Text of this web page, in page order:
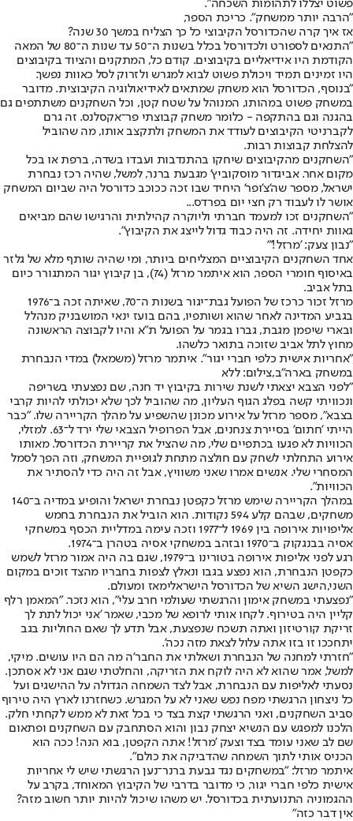
פשוט יצללו לתהומות השכחה".
"הרבה יותר ממשחק". כריכת הספר,
אז איך קרה שהכדורסל הקיבוצי כל כך הצליח במשך 30 שנה?
"התנאים לספורט ולכדורסל בכלל בשנות ה־50 עד שנות ה־80 של המאה
הקודמת היו אידיאליים בקיבוצים. קודם כל, המתקנים והציוד בקיבוצים
היו זמינים תמיד ויכולת פשוט לבוא למגרש ולזרוק לסל כאוות נפשך.
"בנוסף, הכדורסל הוא משחק שמתאים לאידיאולוגיה הקיבוצית. מדובר
במשחק פשוט במהותו, המנוהל על שטח קטן, וכל השחקנים משתתפים גם
בהגנה וגם בהתקפה - כלומר משחק קבוצתי פר־אקסלנס. זה גרם
לקברניטי הקיבוצים לעודד את המשחק ולתקצב אותו, מה שהוביל
להצלחת קבוצות רבות.
"השחקנים מהקיבוצים שיחקו בהתנדבות ועבדו בשדה, ברפת או בכל
מקום אחר. אביגדור מוסקוביץ' מגבעת ברנר, למשל, שהיה רכז נבחרת
ישראל, מספר שה'צ'ופר' היחיד שבו זכה ככוכב כדורסל היה שביום המשחק
אושר לו לעבוד רק חצי יום בפרדס...
"השחקנים זכו למעמד חברתי וליוקרה קהילתית והרגישו שהם מביאים
גאוות יחידה. זה היה כבוד גדול לייצג את הקיבוץ".
"נבון צעק: 'מרזל!'"
אחד השחקנים הקיבוציים המצליחים ביותר, ומי שהיה שותף מלא של גלזר
באיסוף חומרי הספר, הוא איתמר מרזל (74), בן קיבוץ יגור המתגורר כיום
בתל אביב.
מרזל זכור כרכז של הפועל גבת־יגור בשנות ה־70, שאיתה זכה ב־1976
בגביע המדינה לאחר שהוא ושותפיו, בהם בועז ינאי המושבניק מנהלל
ובארי שיפמן מגבת, גברו בגמר על הפועל ת"א והיו לקבוצה הראשונה
מחוץ לתל אביב שזוכה בתואר כלשהו.
"אחריות אישית כלפי חברי יגור". איתמר מרזל (משמאל) במדי הנבחרת
במשחק בארה"ב,צילום: ללא
"לפני הצבא יצאתי לשנת שירות בקיבוץ יד חנה, שם נפצעתי בשריפה
ונכוויתי קשה בפלג הגוף העליון, מה שהוביל לכך שלא יכולתי להיות קרבי
בצבא", מספר מרזל על אירוע מכונן שהשפיע על מהלך הקריירה שלו. "כבר
הייתי 'חתום' בסיירת צנחנים, אבל הפרופיל הצבאי שלי ירד ל־63. למזלי,
הכוויות לא פגעו בכתפיים שלי, מה שהציל את קריירת הכדורסל. מאותו
אירוע התחלתי לשחק עם חולצה מתחת לגופיית המשחק, וזה הפך לסמל
המסחרי שלי. אנשים אמרו שאני משוויץ, אבל זה היה כדי להסתיר את
הכוויות".
במהלך הקריירה שימש מרזל כקפטן נבחרת ישראל והופיע במדיה ב־140
משחקים, שבהם קלע 594 נקודות. הוא הוביל את הנבחרת בחמש
אליפויות אירופה בין 1969 ל־1977 וזכה עימה במדליית הכסף במשחקי
אסיה בבנגקוק ב־1970 ובזהב במשחקי אסיה בטהרן ב־1974.
רגע לפני אליפות אירופה בטורינו ב־1979, שגם בה היה אמור מרזל לשמש
כקפטן הנבחרת, הוא נפצע בגבו ונאלץ לצפות בחבריו מהצד זוכים במקום
השני,הישג השיא של הכדורסל הישראלימאז ומעולם.
"נפצעתי במשחק אימון והרגשתי שעולמי חרב עלי", הוא נזכר. "המאמן רלף
קליין היה בטירוף. לקחו אותי לרופא של מכבי, שאמר 'אני יכול לתת לך
זריקת קורטיזון ואתה תשכח שנפצעת, אבל תדע לך שאם החוליות בגב
יתחככו זו בזו אתה עלול לצאת מזה נכה'.
"חזרתי למחנה של הנבחרת ושאלתי את החבר'ה מה הם היו עושים. מיקי,
למשל, אמר שהוא לא היה לוקח את הזריקה, והחלטתי שגם אני לא אסתכן.
נסעתי לאליפות עם הנבחרת, אבל לצד השמחה הגדולה על ההישגים ועל
כל ניצחון הרגשתי מפח נפש שאני לא על המגרש. כשחזרנו לארץ היה טירוף
סביב השחקנים, ואני הרגשתי קצת בצד כי בכל זאת לא ממש לקחתי חלק.
הלכנו למפגש עם הנשיא יצחק נבון והוא הסתחבק עם השחקנים ופתאום
שם לב שאני עומד בצד וצעק 'מרזל! אתה הקפטן, בוא הנה! ככה הוא
הכניס אותי לתוך השמחה שהדביקה את כולם".
איתמר מרזל: "במשחקים נגד גבעת ברנר־נען הרגשתי שיש לי אחריות
אישית כלפי חברי יגור, כי מדובר בדרבי של הקיבוץ המאוחד, בקרב על
ההגמוניה התנועתית בכדורסל. יש משהו שיכול להיות יותר חשוב מזה?
אין דבר כזה"